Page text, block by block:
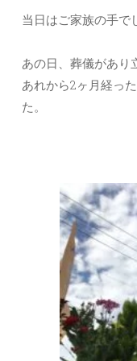
当日はご家族の手で
あの日、葬儀があり
あれから2ヶ月経っ
た。